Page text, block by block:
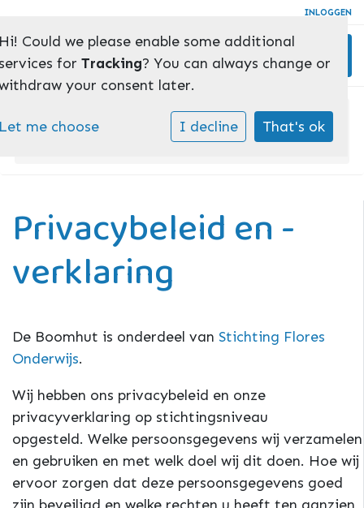
INLOGGEN
Home Onze school »
Privacybeleid en -verklaring
Privacybeleid en -
verklaring
De Boomhut is onderdeel van Stichting Flores
Onderwijs.
Wij hebben ons privacybeleid en onze
privacyverklaring op stichtingsniveau
opgesteld. Welke persoonsgegevens wij verzamelen
en gebruiken en met welk doel wij dit doen. Hoe wij
ervoor zorgen dat deze persoonsgegevens goed
Could we please enable some additional
for Tracking? You can always change or
your consent later.
me choose I decline That's ok